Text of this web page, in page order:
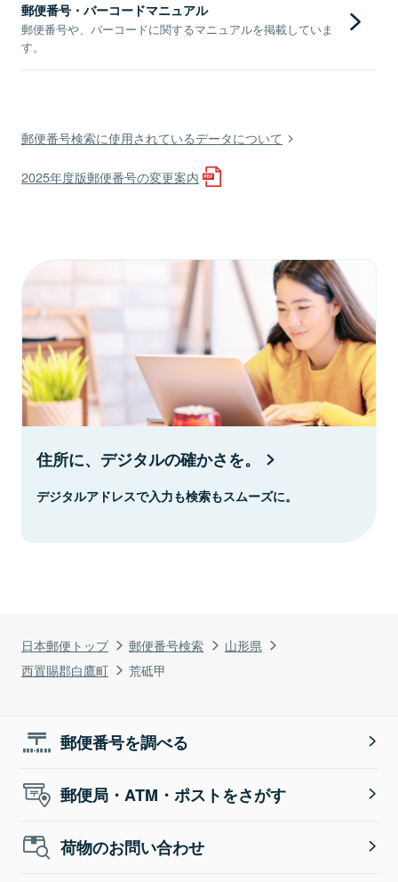
日本郵便トップ 郵便番号検索
山形県
西置賜郡白鷹町
荒砥甲
郵便番号・バーコードマニュアル
郵便番号や、バーコードに関するマニュアルを掲載していま
す。
郵便番号検索に使用されているデータについて
2025年度版郵便番号の変更案内
住所に、デジタルの確かさを。
デジタルアドレスで入力も検索もスムーズに。
郵便番号を調べる
郵便局・ATM・ポストをさがす
荷物のお問い合わせ